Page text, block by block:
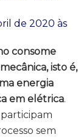
de 2020 às
consome
isto é,
energia
em elétrica.
sem